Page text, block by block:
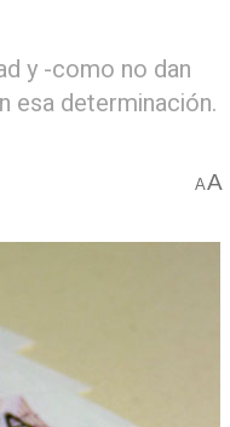
y -como no dan
esa determinación.
AA